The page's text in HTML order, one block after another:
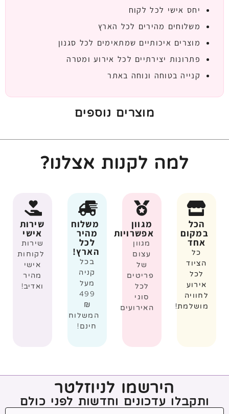
יחס אישי לכל לקוח
משלוחים מהירים לכל הארץ
מוצרים איכותיים שמתאימים לכל סגנון
פתרונות יצירתיים לכל אירוע ומטרה
קנייה בטוחה ונוחה באתר
מוצרים נוספים
למה לקנות אצלנו?
הכל
במקום
אחד
כל
הציוד
לכל
אירוע
לחוויה
מושלמת!
מגוון
אפשרויות
מגוון
עצום
של
פריטים
לכל
סוגי
האירועים
משלוח
מהיר
לכל
הארץ!
בכל
קניה
מעל
499
₪
המשלוח
חינם!
שירות
אישי
שירות
לקוחות
אישי
מהיר
ואדיב!
הירשמו לניוזלטר
ותקבלו עדכונים וחדשות לפני כולם